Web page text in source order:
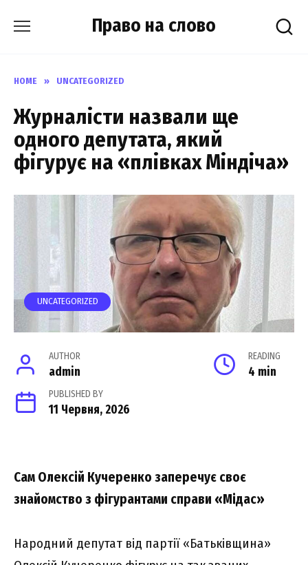
Право на слово
HOME » UNCATEGORIZED
Журналісти назвали ще
одного депутата, який
фігурує на «плівках Міндіча»
UNCATEGORIZED
AUTHOR
admin
READING
4 min
PUBLISHED BY
11 Червня, 2026
Сам Олексій Кучеренко заперечує своє
знайомство з фігурантами справи «Мідас»
Народний депутат від партії «Батьківщина»